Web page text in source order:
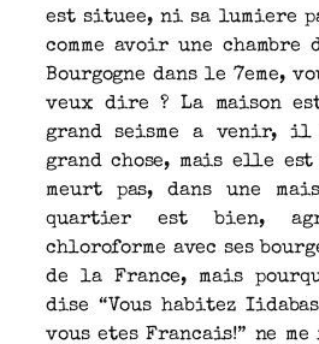
est situee, ni sa lumiere
comme avoir une chambre
Bourgogne dans le 7eme,
veux dire ? La maison
grand seisme a venir, il
grand chose, mais elle
meurt pas, dans une
quartier est bien,
chloroforme avec ses
de la France, mais
dise “Vous habitez
vous etes Francais!” ne